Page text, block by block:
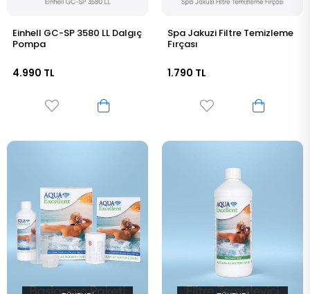
Einhell GC-SP 3580 LL Dalgıç
Pompa
4.990 TL
Spa Jakuzi Filtre Temizleme
Fırçası
1.790 TL